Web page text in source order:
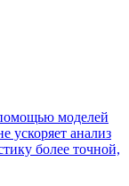
моделей
ускоряет анализ
более точной,